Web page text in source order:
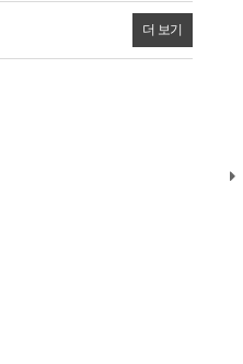
더 보기